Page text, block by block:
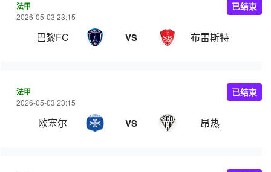
法甲
2026-05-03 23:15
巴黎FC VS 布雷斯特
已结束
法甲
2026-05-03 23:15
欧塞尔 VS 昂热
已结束